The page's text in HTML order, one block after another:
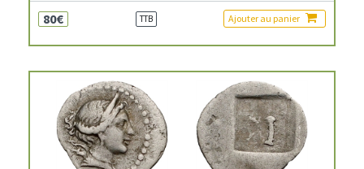
80€ TTB Ajouter au panier